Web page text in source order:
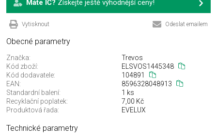
Máte IČ? Získejte ještě výhodnější ceny!
Vytisknout Odeslat emailem
Obecné parametry
Značka:
Trevos
Kód zboží:
ELSVOS1445348
Kód dodavatele:
104891
EAN:
8596328048913
Standardní balení:
1 ks
Recyklační poplatek:
7,00 Kč
Produktová řada:
EVELUX
Technické parametry